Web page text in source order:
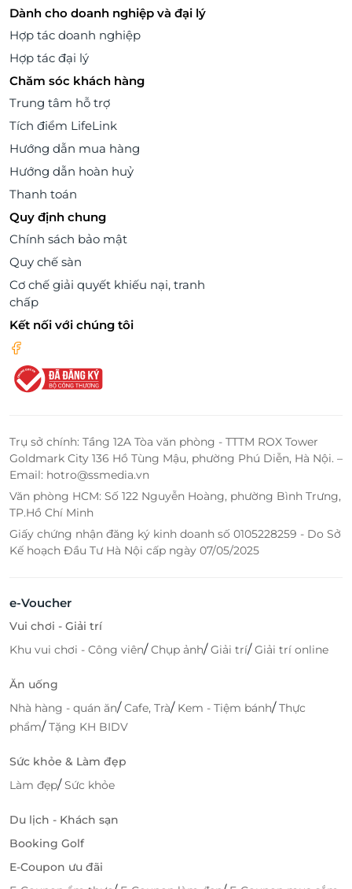
Dành cho doanh nghiệp và đại lý
Hợp tác doanh nghiệp
Hợp tác đại lý
Chăm sóc khách hàng
Trung tâm hỗ trợ
Tích điểm LifeLink
Hướng dẫn mua hàng
Hướng dẫn hoàn huỷ
Thanh toán
Quy định chung
Chính sách bảo mật
Quy chế sàn
Cơ chế giải quyết khiếu nại, tranh
chấp
Kết nối với chúng tôi
Trụ sở chính: Tầng 12A Tòa văn phòng - TTTM ROX Tower
Goldmark City 136 Hồ Tùng Mậu, phường Phú Diễn, Hà Nội. –
Email: hotro@ssmedia.vn
Văn phòng HCM: Số 122 Nguyễn Hoàng, phường Bình Trưng,
TP.Hồ Chí Minh
Giấy chứng nhận đăng ký kinh doanh số 0105228259 - Do Sở
Kế hoạch Đầu Tư Hà Nội cấp ngày 07/05/2025
e-Voucher
Vui chơi - Giải trí
Khu vui chơi - Công viên/Chụp ảnh/Giải trí/Giải trí online
Ăn uống
Nhà hàng - quán ăn/Cafe, Trà/ Kem - Tiệm bánh/Thực
phẩm/Tặng KH BIDV
Sức khỏe & Làm đẹp
Làm đẹp/Sức khỏe
Du lịch - Khách sạn
Booking Golf
E-Coupon ưu đãi